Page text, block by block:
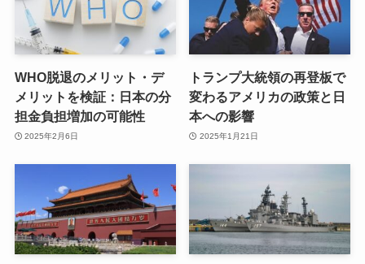
WHO脱退のメリット・デ
メリットを検証：日本の分
担金負担増加の可能性
2025年2月6日
トランプ大統領の再登板で
変わるアメリカの政策と日
本への影響
2025年1月21日